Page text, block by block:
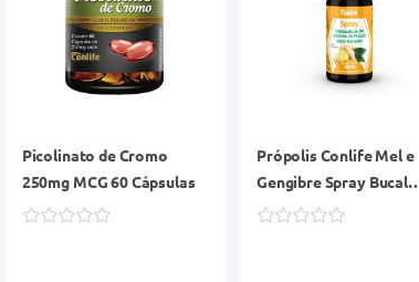
Picolinato de Cromo
250mg MCG 60 Cápsulas
Própolis Conlife Mel e
Gengibre Spray Bucal
Frasco 30ml